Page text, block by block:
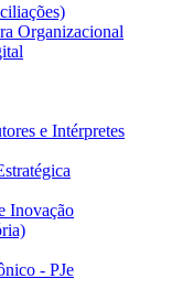
Organizacional
e Intérpretes
Inovação
- PJe